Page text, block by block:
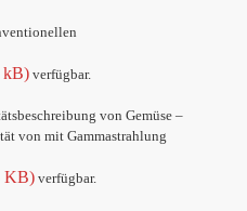
kB) verfügbar.
von Gemüse –
von mit Gammastrahlung
KB) verfügbar.